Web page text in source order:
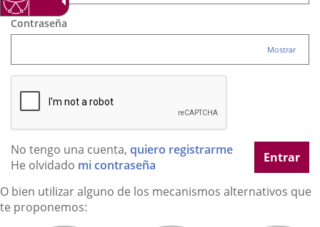
Contraseña
Mostrar
No tengo una cuenta, quiero registrarme
He olvidado mi contraseña Entrar
O bien utilizar alguno de los mecanismos alternativos que
te proponemos: